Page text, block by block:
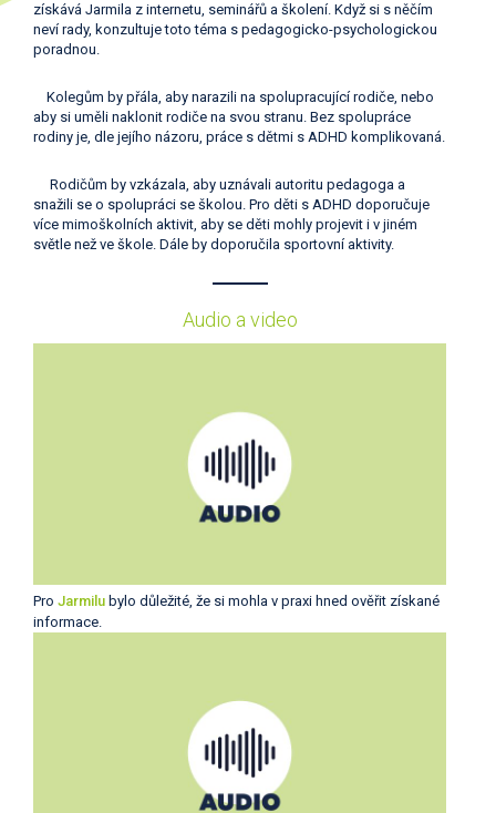
získává Jarmila z internetu, seminářů a školení. Když si s něčím
neví rady, konzultuje toto téma s pedagogicko-psychologickou
poradnou.
Kolegům by přála, aby narazili na spolupracující rodiče, nebo
aby si uměli naklonit rodiče na svou stranu. Bez spolupráce
rodiny je, dle jejího názoru, práce s dětmi s ADHD komplikovaná.
Rodičům by vzkázala, aby uznávali autoritu pedagoga a
snažili se o spolupráci se školou. Pro děti s ADHD doporučuje
více mimoškolních aktivit, aby se děti mohly projevit i v jiném
světle než ve škole. Dále by doporučila sportovní aktivity.
Audio a video
Pro Jarmilu bylo důležité, že si mohla v praxi hned ověřit získané
informace.